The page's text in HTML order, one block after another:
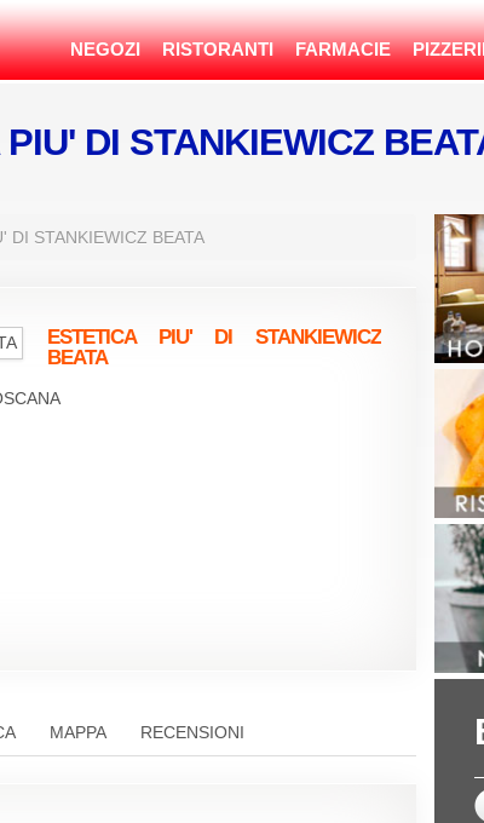
NEGOZI RISTORANTI FARMACIE
DI STANKIEWICZ
DI STANKIEWICZ BEATA
ESTETICA PIU' DI STANKIEWICZ
BEATA
MAPPA RECENSIONI